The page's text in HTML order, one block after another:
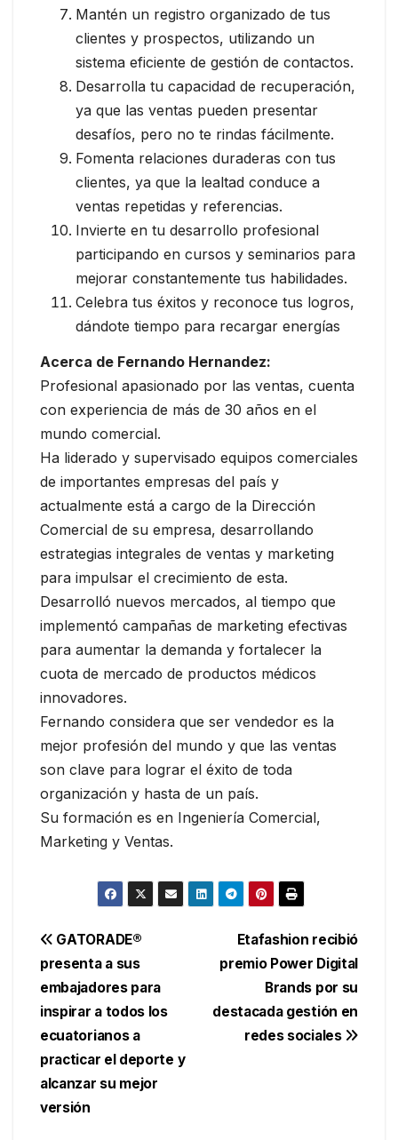
Mantén un registro organizado de tus
clientes y prospectos, utilizando un
sistema eficiente de gestión de contactos.
Desarrolla tu capacidad de recuperación,
ya que las ventas pueden presentar
desafíos, pero no te rindas fácilmente.
Fomenta relaciones duraderas con tus
clientes, ya que la lealtad conduce a
ventas repetidas y referencias.
Invierte en tu desarrollo profesional
participando en cursos y seminarios para
mejorar constantemente tus habilidades.
Celebra tus éxitos y reconoce tus logros,
dándote tiempo para recargar energías
Acerca de Fernando Hernandez:
Profesional apasionado por las ventas, cuenta
con experiencia de más de 30 años en el
mundo comercial.
Ha liderado y supervisado equipos comerciales
de importantes empresas del país y
actualmente está a cargo de la Dirección
Comercial de su empresa, desarrollando
estrategias integrales de ventas y marketing
para impulsar el crecimiento de esta.
Desarrolló nuevos mercados, al tiempo que
implementó campañas de marketing efectivas
para aumentar la demanda y fortalecer la
cuota de mercado de productos médicos
innovadores.
Fernando considera que ser vendedor es la
mejor profesión del mundo y que las ventas
son clave para lograr el éxito de toda
organización y hasta de un país.
Su formación es en Ingeniería Comercial,
Marketing y Ventas.
Navegación
de
entradas
Etafashion recibió
premio Power Digital
Brands por su
destacada gestión en
redes sociales
GATORADE®
presenta a sus
embajadores para
inspirar a todos los
ecuatorianos a
practicar el deporte y
alcanzar su mejor
versión